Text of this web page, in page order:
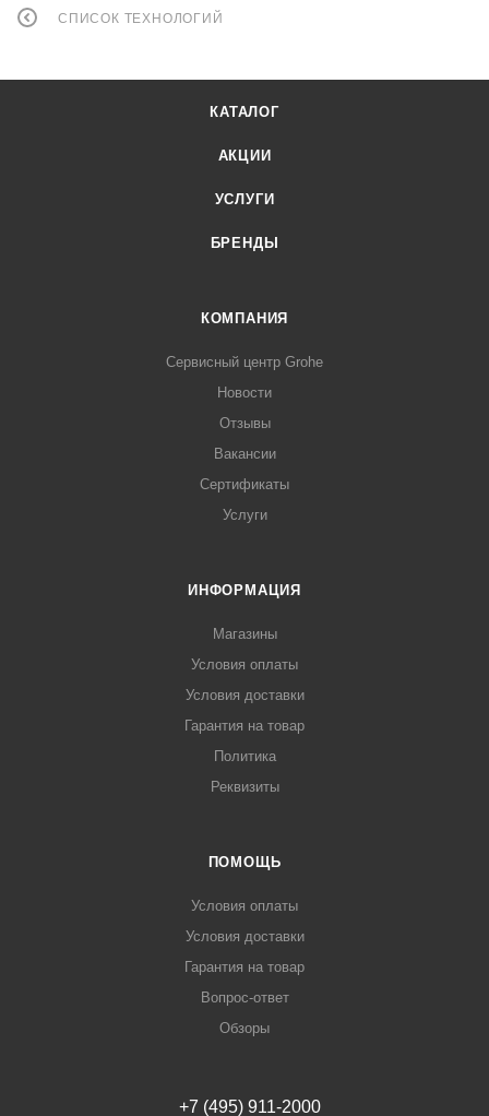
СПИСОК ТЕХНОЛОГИЙ
КАТАЛОГ
АКЦИИ
УСЛУГИ
БРЕНДЫ
КОМПАНИЯ
Сервисный центр Grohe
Новости
Отзывы
Вакансии
Сертификаты
Услуги
ИНФОРМАЦИЯ
Магазины
Условия оплаты
Условия доставки
Гарантия на товар
Политика
Реквизиты
ПОМОЩЬ
Условия оплаты
Условия доставки
Гарантия на товар
Вопрос-ответ
Обзоры
+7 (495) 911-2000